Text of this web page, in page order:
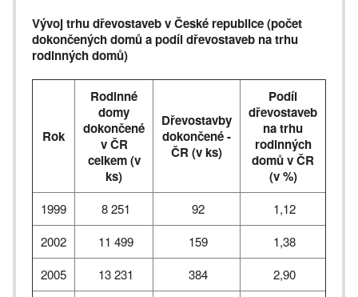
Vývoj trhu dřevostaveb v České republice (počet
dokončených domů a podíl dřevostaveb na trhu
rodinných domů)
Rok
Rodinné
domy
dokončené
v ČR
celkem (v
ks)
Dřevostavby
dokončené -
ČR (v ks)
Podíl
dřevostaveb
na trhu
rodinných
domů v ČR
(v %)
1999 8 251 92
1,12
2002
11 499 159
1,38
2005
13 231 384
2,90